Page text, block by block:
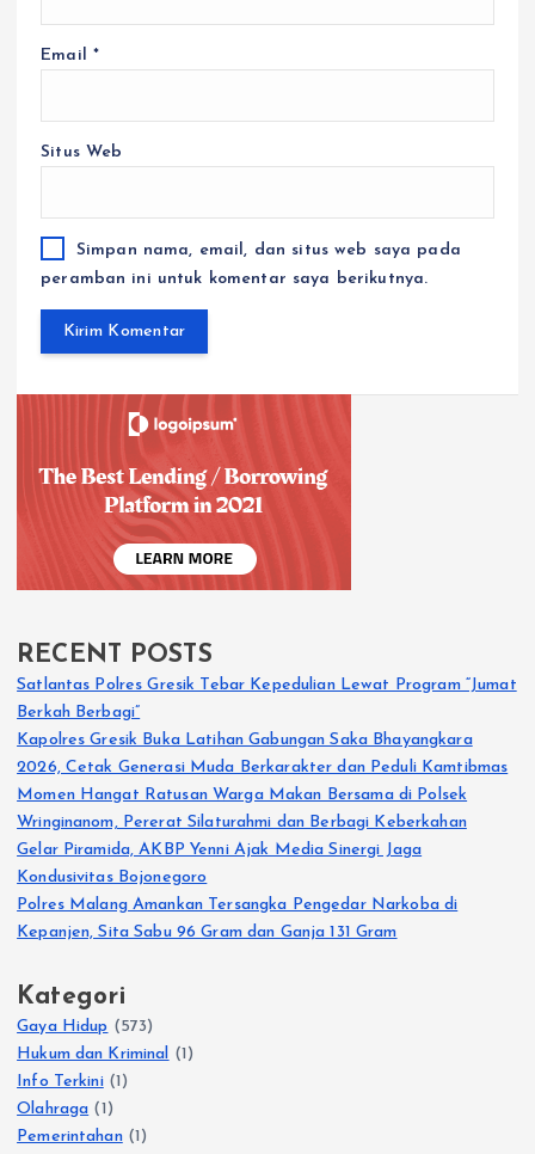
Email *
Situs Web
Simpan nama, email, dan situs web saya pada
peramban ini untuk komentar saya berikutnya.
RECENT POSTS
Satlantas Polres Gresik Tebar Kepedulian Lewat Program “Jumat
Berkah Berbagi”
Kapolres Gresik Buka Latihan Gabungan Saka Bhayangkara
2026, Cetak Generasi Muda Berkarakter dan Peduli Kamtibmas
Momen Hangat Ratusan Warga Makan Bersama di Polsek
Wringinanom, Pererat Silaturahmi dan Berbagi Keberkahan
Gelar Piramida, AKBP Yenni Ajak Media Sinergi Jaga
Kondusivitas Bojonegoro
Polres Malang Amankan Tersangka Pengedar Narkoba di
Kepanjen, Sita Sabu 96 Gram dan Ganja 131 Gram
Kategori
Gaya Hidup (573)
Hukum dan Kriminal (1)
Info Terkini(1)
Olahraga (1)
Pemerintahan(1)